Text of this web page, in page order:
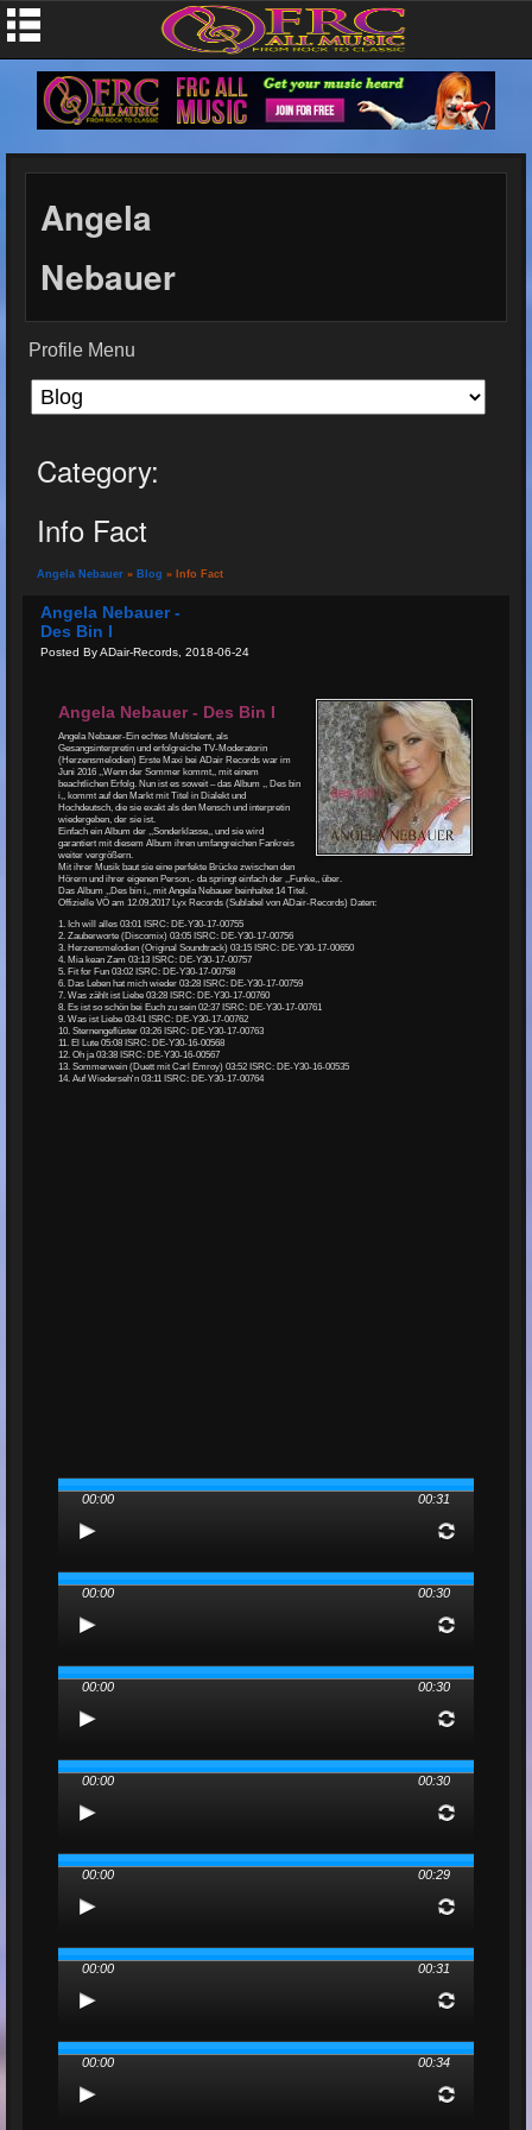
Angela
Nebauer
Profile Menu
Category:
Info Fact
Angela Nebauer » Blog » Info Fact
Angela Nebauer -
Des Bin I
Posted By ADair-Records, 2018-06-24
Angela Nebauer - Des Bin I
Angela Nebauer-Ein echtes Multitalent, als
Gesangsinterpretin und erfolgreiche TV-Moderatorin
(Herzensmelodien) Erste Maxi bei ADair Records war im
Juni 2016 ,,Wenn der Sommer kommt,, mit einem
beachtlichen Erfolg. Nun ist es soweit – das Album ,, Des bin
i,, kommt auf den Markt mit Titel in Dialekt und
Hochdeutsch, die sie exakt als den Mensch und interpretin
wiedergeben, der sie ist.
Einfach ein Album der ,,Sonderklasse,, und sie wird
garantiert mit diesem Album ihren umfangreichen Fankreis
weiter vergrößern.
Mit ihrer Musik baut sie eine perfekte Brücke zwischen den
Hörern und ihrer eigenen Person,- da springt einfach der ,,Funke,, über.
Das Album ,,Des bin i,, mit Angela Nebauer beinhaltet 14 Titel.
Offizielle VÖ am 12.09.2017 Lyx Records (Sublabel von ADair-Records) Daten:
1. Ich will alles 03:01 ISRC: DE-Y30-17-00755
2. Zauberworte (Discomix) 03:05 ISRC: DE-Y30-17-00756
3. Herzensmelodien (Original Soundtrack) 03:15 ISRC: DE-Y30-17-00650
4. Mia kean Zam 03:13 ISRC: DE-Y30-17-00757
5. Fit for Fun 03:02 ISRC: DE-Y30-17-00758
6. Das Leben hat mich wieder 03:28 ISRC: DE-Y30-17-00759
7. Was zählt ist Liebe 03:28 ISRC: DE-Y30-17-00760
8. Es ist so schön bei Euch zu sein 02:37 ISRC: DE-Y30-17-00761
9. Was ist Liebe 03:41 ISRC: DE-Y30-17-00762
10. Sternengeflüster 03:26 ISRC: DE-Y30-17-00763
11. El Lute 05:08 ISRC: DE-Y30-16-00568
12. Oh ja 03:38 ISRC: DE-Y30-16-00567
13. Sommerwein (Duett mit Carl Emroy) 03:52 ISRC: DE-Y30-16-00535
14. Auf Wiederseh'n 03:11 ISRC: DE-Y30-17-00764
00:00 00:31
00:00 00:30
00:00 00:30
00:00 00:30
00:00 00:29
00:00 00:31
00:00 00:34